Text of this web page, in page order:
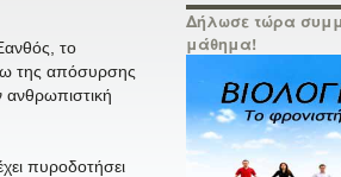
το
της απόσυρσης
πυροδοτήσει
Δήλωσε τώρα
μάθημα!